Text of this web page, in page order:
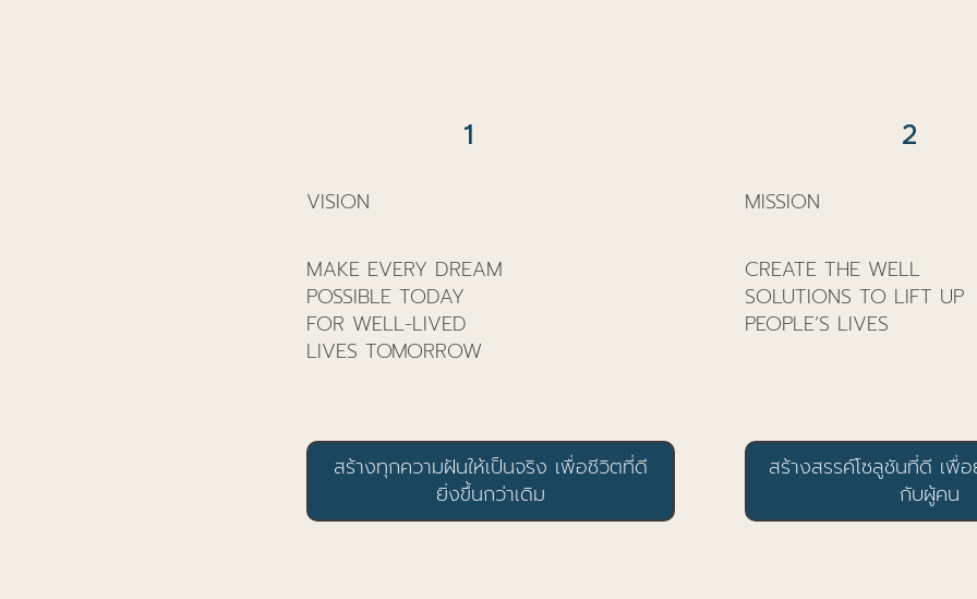
1
VISION
MAKE EVERY DREAM
POSSIBLE TODAY
FOR WELL-LIVED
LIVES TOMORROW
สร้างทุกความฝันให้เป็นจริง เพื่อชีวิตที่ดี
ยิ่งขึ้นกว่าเดิม
2
MISSION
CREATE THE WELL
SOLUTIONS TO LIFT UP
PEOPLE’S LIVES
สร้างสรรค์โซลูชันที่ดี เพื่
กับผู้คน